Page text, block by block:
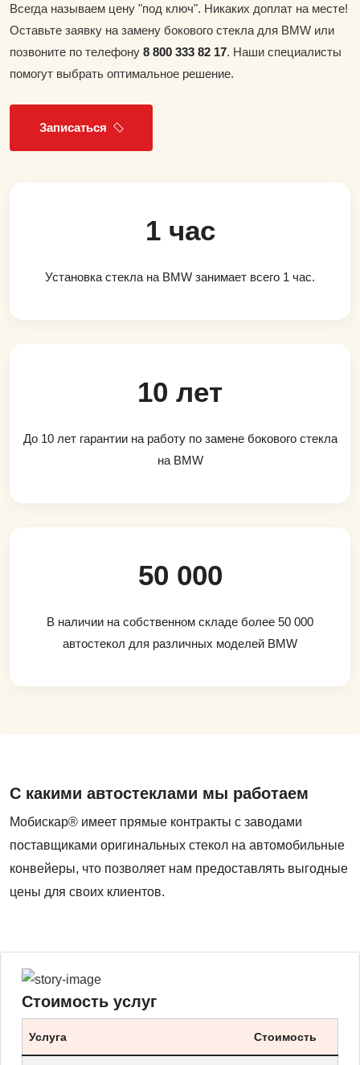
Всегда называем цену "под ключ". Никаких доплат на месте!
Оставьте заявку на замену бокового стекла для BMW или
позвоните по телефону 8 800 333 82 17. Наши специалисты
помогут выбрать оптимальное решение.
Записаться
1 час
Установка стекла на BMW занимает всего 1 час.
10 лет
До 10 лет гарантии на работу по замене бокового стекла
на BMW
50 000
В наличии на собственном складе более 50 000
автостекол для различных моделей BMW
С какими автостеклами мы работаем
Мобискар® имеет прямые контракты с заводами
поставщиками оригинальных стекол на автомобильные
конвейеры, что позволяет нам предоставлять выгодные
цены для своих клиентов.
Стоимость услуг
Услуга Стоимость